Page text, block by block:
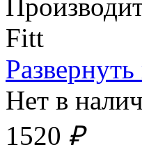
Fitt
Нет в
1520 ₽